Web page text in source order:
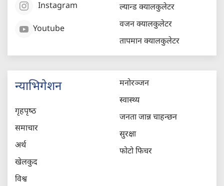
Instagram
Youtube
ल्यान्ड क्यालकुलेटर
वजन क्यालकुलेटर
तापमान क्यालकुलेटर
न्याभिगेशन
गृहपृष्‍ठ
समाचार
अर्थ
खेलकुद
विश्व
मनोरञ्जन
स्वास्थ्य
जनता जान्न चाहन्छन
सुरक्षा
फोटो फिचर